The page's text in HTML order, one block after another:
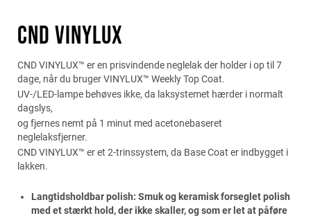
CND VINYLUX
CND VINYLUX™ er en prisvindende neglelak der holder i op til 7
dage, når du bruger VINYLUX™ Weekly Top Coat.
UV-/LED-lampe behøves ikke, da laksystemet hærder i normalt
dagslys,
og fjernes nemt på 1 minut med acetonebaseret
neglelaksfjerner.
CND VINYLUX™ er et 2-trinssystem, da Base Coat er indbygget i
lakken.
Langtidsholdbar polish: Smuk og keramisk forseglet polish
med et stærkt hold, der ikke skaller, og som er let at påføre